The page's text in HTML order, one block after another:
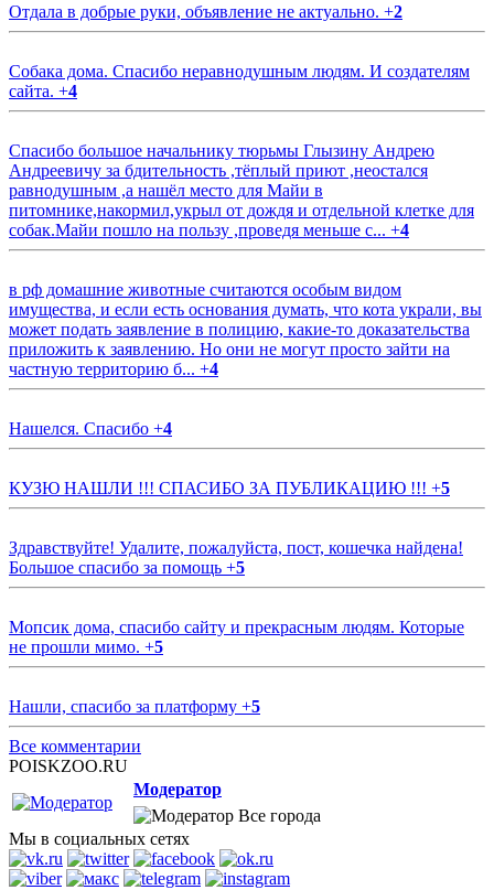
Отдала в добрые руки, объявление не актуально. +2
Собака дома. Спасибо неравнодушным людям. И создателям
сайта. +4
Спасибо большое начальнику тюрьмы Глызину Андрею
Андреевичу за бдительность ,тёплый приют ,неостался
равнодушным ,а нашёл место для Майи в
питомнике,накормил,укрыл от дождя и отдельной клетке для
собак.Майи пошло на пользу ,проведя меньше с... +4
в рф домашние животные считаются особым видом
имущества, и если есть основания думать, что кота украли, вы
может подать заявление в полицию, какие-то доказательства
приложить к заявлению. Но они не могут просто зайти на
частную территорию б... +4
Нашелся. Спасибо +4
КУЗЮ НАШЛИ !!! СПАСИБО ЗА ПУБЛИКАЦИЮ !!! +5
Здравствуйте! Удалите, пожалуйста, пост, кошечка найдена!
Большое спасибо за помощь +5
Мопсик дома, спасибо сайту и прекрасным людям. Которые
не прошли мимо. +5
Нашли, спасибо за платформу +5
Все комментарии
POISKZOO.RU
Модератор
Все города
Мы в социальных сетях